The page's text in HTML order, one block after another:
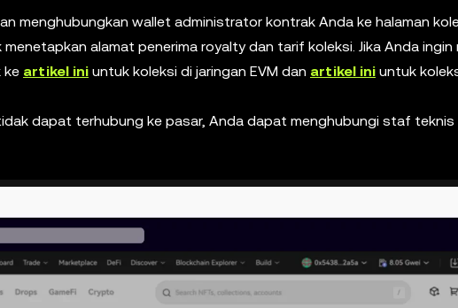
menghubungkan wallet administrator kontrak Anda ke halaman
menetapkan alamat penerima royalty dan tarif koleksi. Jika Anda ingin
ke artikel ini untuk koleksi di jaringan EVM dan artikel ini untuk
dapat terhubung ke pasar, Anda dapat menghubungi staf teknis